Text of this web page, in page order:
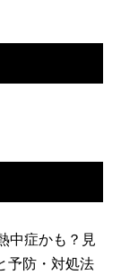
中症かも？見
予防・対処法